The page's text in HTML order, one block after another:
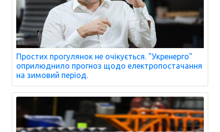
Простих прогулянок не очікується. "Укренерго"
оприлюднило прогноз щодо електропостачання
на зимовий період.